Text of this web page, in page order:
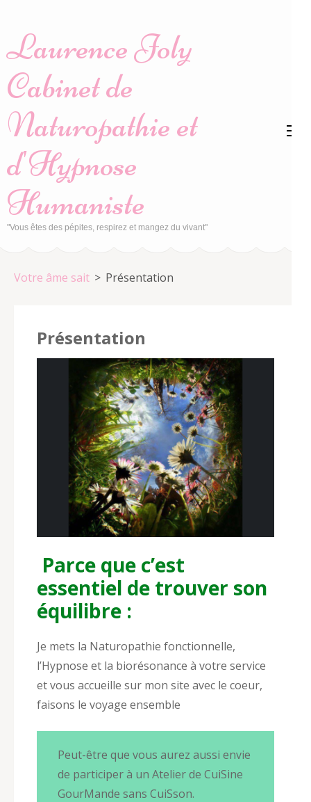
contenu
Entrée)
Laurence Joly
Cabinet de
Naturopathie et
d'Hypnose
Humaniste
"Vous êtes des pépites, respirez et mangez du vivant"
Votre âme sait > Présentation
Présentation
Parce que c’est
essentiel de trouver son
équilibre :
Je mets la Naturopathie fonctionnelle,
l’Hypnose et la biorésonance à votre service
et vous accueille sur mon site avec le coeur,
faisons le voyage ensemble
Peut-être que vous aurez aussi envie
de participer à un Atelier de CuiSine
GourMande sans CuiSson.